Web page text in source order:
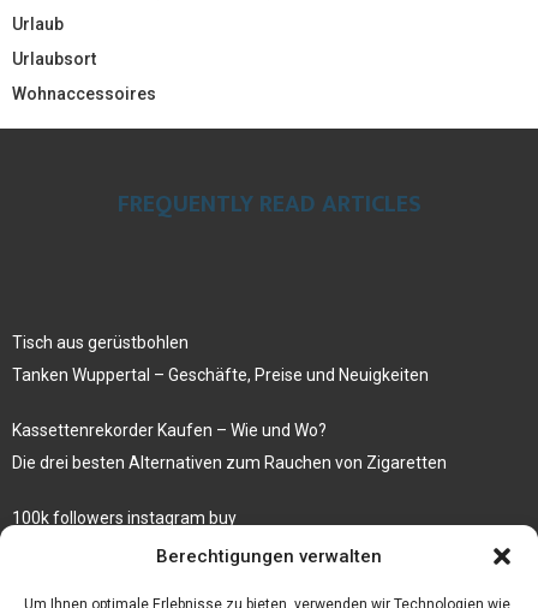
Berechtigungen verwalten
Um Ihnen optimale Erlebnisse zu bieten, verwenden wir Technologien wie
Urlaub
Urlaubsort
Wohnaccessoires
FREQUENTLY READ ARTICLES
Tisch aus gerüstbohlen
Tanken Wuppertal – Geschäfte, Preise und Neuigkeiten
Kassettenrekorder Kaufen – Wie und Wo?
Die drei besten Alternativen zum Rauchen von Zigaretten
100k followers instagram buy
Rezepte für gekochte Süßkartoffeln